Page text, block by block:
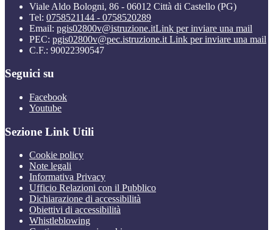
Viale Aldo Bologni, 86 - 06012 Città di Castello (PG)
Tel: 0758521144 - 0758520289
Email: pgis02800v@istruzione.itLink per inviare una mail
PEC: pgis02800v@pec.istruzione.it Link per inviare una mail
C.F.: 90022390547
Seguici su
Facebook
Youtube
Sezione Link Utili
Cookie policy
Note legali
Informativa Privacy
Ufficio Relazioni con il Pubblico
Dichiarazione di accessibilità
Obiettivi di accessibilità
Whistleblowing